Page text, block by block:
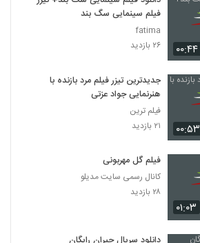
دانلود فیلم این زن ها ساخته عباس رزیجی
۳,۲۰۳ بازدید
دانلود فیلم ایرانی کلاغ پر
دانلود فیلم چراغی در مه به کارگردانی پناه بر خدا
دانلود فیلم بیتابی بیتا
۵,۸۵۷ بازدید
۰۰:۴۴
فیلم سینمایی سگ بند
fatima
۲۶ بازدید
۰۰:۵۳
جدیدترین تیزر فیلم مرد بازنده با
هنرنمایی جواد عزتی
فیلم ترین
۲۱ بازدید
۰۱:۰۳
فیلم گل مهربونی
کانال رسمی سایت مدیلو
۲۸ بازدید